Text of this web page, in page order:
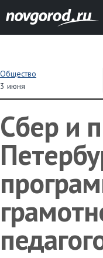
Общество
3 июня
Сбер и